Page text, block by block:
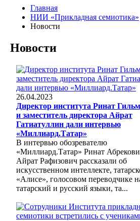
Главная
НИИ «Прикладная семиотика»
Новости
Новости
26.04.2023
Директор института Ринат
и заместитель директора Айрат
Гатиатуллин дали интервью
«Миллиард.Татар»
В интервью обозревателю
«Миллиард.Татар» Ринат
Айрат Рафизович рассказали об
искусственном интеллекте,
«Алисе», голосовом переводчике
татарский и русский языки, та...